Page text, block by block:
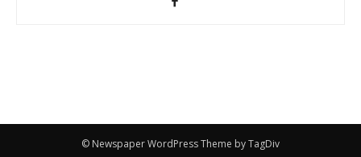
© Newspaper WordPress Theme by TagDiv